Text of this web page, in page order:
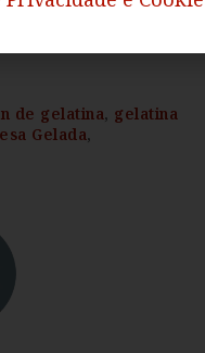
italiana
de gelatina, gelatina
Gelada,